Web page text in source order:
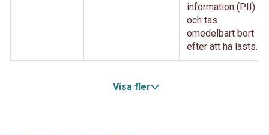
information (PII)
och tas
omedelbart bort
efter att ha lästs.
Visa fler